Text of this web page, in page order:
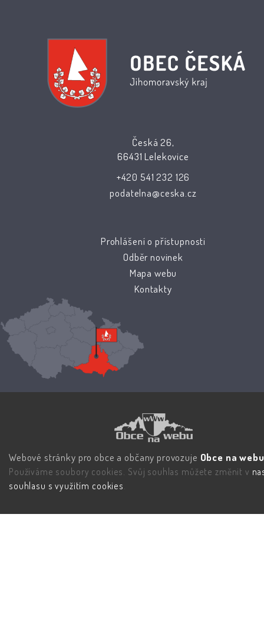
Česká 26,
66431 Lelekovice
+420 541 232 126
podatelna@ceska.cz
Prohlášení o přístupnosti
Odběr novinek
Mapa webu
Kontakty
Webové stránky pro obce a občany provozuje Obce na
Používáme soubory cookies. Svůj souhlas můžete změnit v
souhlasu s využitím cookies.